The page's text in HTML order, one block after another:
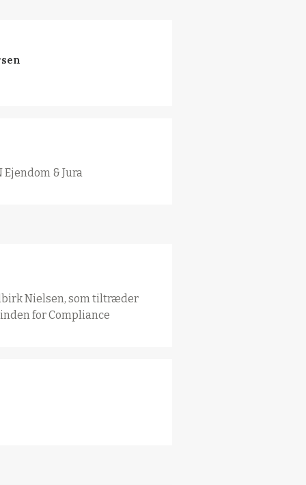
& Jura
Nielsen, som tiltræder
for Compliance